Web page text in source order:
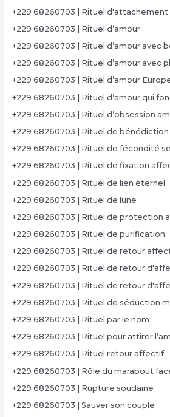
+229 68260703 | Rituel
+229 68260703 | Rituel d’amour
+229 68260703 | Rituel d’amour avec
+229 68260703 | Rituel d’amour avec
+229 68260703 | Rituel d’amour
+229 68260703 | Rituel d’amour qui
+229 68260703 | Rituel d’obsession
+229 68260703 | Rituel de bénédiction
+229 68260703 | Rituel de fécondité
+229 68260703 | Rituel de fixation
+229 68260703 | Rituel de lien éternel
+229 68260703 | Rituel de lune
+229 68260703 | Rituel de protection
+229 68260703 | Rituel de purification
+229 68260703 | Rituel de retour
+229 68260703 | Rituel de retour
+229 68260703 | Rituel de retour
+229 68260703 | Rituel de séduction
+229 68260703 | Rituel par le nom
+229 68260703 | Rituel pour attirer
+229 68260703 | Rituel retour affectif
+229 68260703 | Rôle du marabout
+229 68260703 | Rupture soudaine
+229 68260703 | Sauver son couple